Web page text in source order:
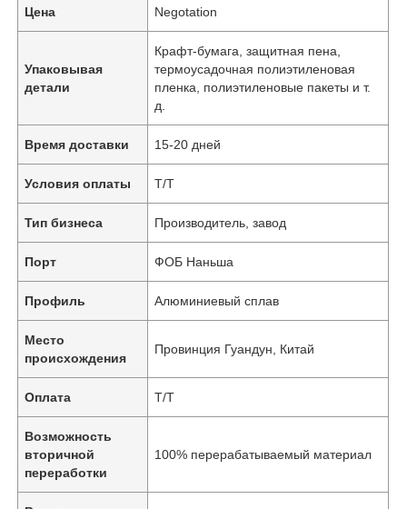
Цена Negotation
Упаковывая
детали
Крафт-бумага, защитная пена,
термоусадочная полиэтиленовая
пленка, полиэтиленовые пакеты и т.
д.
Время доставки 15-20 дней
Условия оплаты Т/Т
Тип бизнеса Производитель, завод
Порт ФОБ Наньша
Профиль Алюминиевый сплав
Место
происхождения
Провинция Гуандун, Китай
Оплата Т/Т
Возможность
вторичной
переработки
100% перерабатываемый материал